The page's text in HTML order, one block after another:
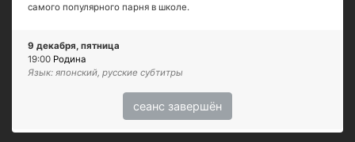
самого популярного парня в школе.
9 декабря, пятница
19:00 Родина
Язык: японский, русские субтитры
сеанс завершён